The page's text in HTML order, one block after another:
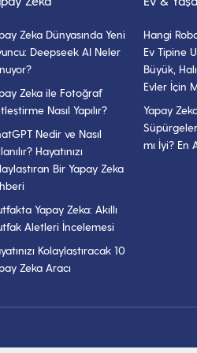
Çözümlerle Sağlayın
26 Mart 2025- 9 dk okuma
Akıllı Ev Ürünleri Nelerdir?
22 Mayıs 2024- 6 dk okuma
5G Akıllı Kapı Kilitleri: Uzaktan
Erişim ve Güvenlik
24 Aralık 2025- 7 dk okuma
Zeka Dünyasında Yeni
Deepseek AI Neler
Zeka ile Fotoğraf
Nasıl Yapılır?
Nedir ve Nasıl
Hayatınızı
Bir Yapay Zeka
Yapay Zeka: Akıllı
Aletleri İncelemesi
Kolaylaştıracak 10
Zeka Aracı
Hangi
Ev Tipine
Büyük,
Evler İçin
Yapay
mı İyi? En